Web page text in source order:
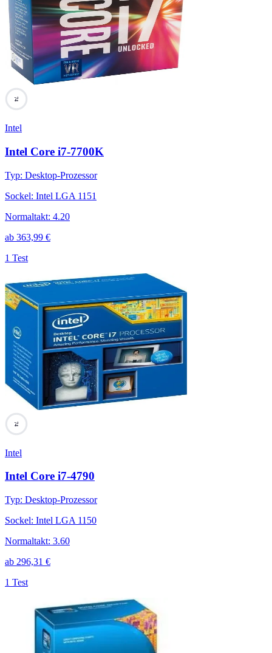
74
Intel
Intel Core i7-7700K
Typ: Desktop-Prozessor
Sockel: Intel LGA 1151
Normaltakt: 4.20
ab 363,99 €
1 Test
74
Intel
Intel Core i7-4790
Typ: Desktop-Prozessor
Sockel: Intel LGA 1150
Normaltakt: 3.60
ab 296,31 €
1 Test